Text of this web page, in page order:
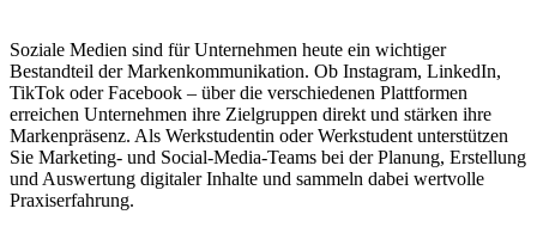
Soziale Medien sind für Unternehmen heute ein wichtiger
Bestandteil der Markenkommunikation. Ob Instagram, LinkedIn,
TikTok oder Facebook – über die verschiedenen Plattformen
erreichen Unternehmen ihre Zielgruppen direkt und stärken ihre
Markenpräsenz. Als Werkstudentin oder Werkstudent unterstützen
Sie Marketing- und Social-Media-Teams bei der Planung, Erstellung
und Auswertung digitaler Inhalte und sammeln dabei wertvolle
Praxiserfahrung.